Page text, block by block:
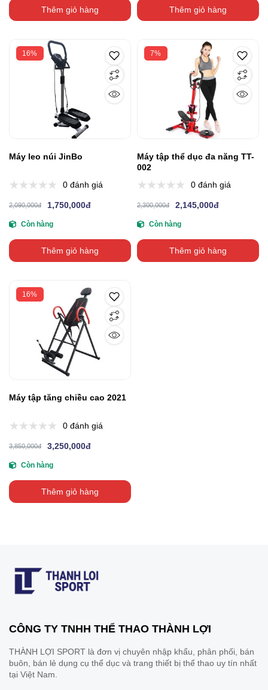
Thêm giỏ hàng Thêm giỏ hàng
16%
Máy leo núi JinBo
0 đánh giá
2,090,000đ 1,750,000đ
Còn hàng
Thêm giỏ hàng
7%
Máy tập thể dục đa năng TT-
002
0 đánh giá
2,300,000đ 2,145,000đ
Còn hàng
Thêm giỏ hàng
16%
Máy tập tăng chiều cao 2021
0 đánh giá
3,850,000đ 3,250,000đ
Còn hàng
Thêm giỏ hàng
CÔNG TY TNHH THỂ THAO THÀNH LỢI
THÀNH LỢI SPORT là đơn vị chuyên nhập khẩu, phân phối, bán
buôn, bán lẻ dụng cụ thể dục và trang thiết bị thể thao uy tín nhất
tại Việt Nam.